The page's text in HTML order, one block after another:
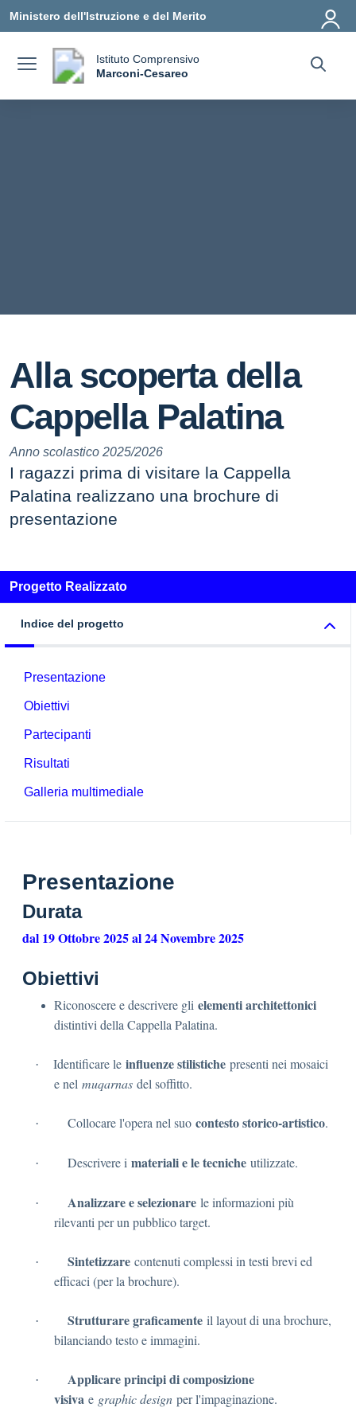
Ministero dell'Istruzione e del Merito
Istituto Comprensivo
Marconi-Cesareo
Alla scoperta della
Cappella Palatina
Anno scolastico 2025/2026
I ragazzi prima di visitare la Cappella
Palatina realizzano una brochure di
presentazione
Progetto Realizzato
Indice del progetto
Presentazione
Obiettivi
Partecipanti
Risultati
Galleria multimediale
Presentazione
Durata
dal 19 Ottobre 2025 al 24 Novembre 2025
Obiettivi
Riconoscere e descrivere gli elementi architettonici
distintivi della Cappella Palatina.
· Identificare le influenze stilistiche presenti nei mosaici
e nel muqarnas del soffitto.
· Collocare l'opera nel suo contesto storico-artistico.
· Descrivere i materiali e le tecniche utilizzate.
· Analizzare e selezionare le informazioni più
rilevanti per un pubblico target.
· Sintetizzare contenuti complessi in testi brevi ed
efficaci (per la brochure).
· Strutturare graficamente il layout di una brochure,
bilanciando testo e immagini.
· Applicare principi di composizione
visiva e graphic design per l'impaginazione.